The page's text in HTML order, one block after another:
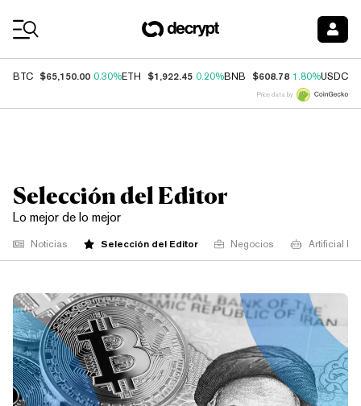
BTC $65,150.00 0.30%ETH $1,922.45 0.20%BNB $608.78 1.80%USDC
Price data by
Selección del Editor
Lo mejor de lo mejor
Noticias Selección del Editor Negocios Artificial